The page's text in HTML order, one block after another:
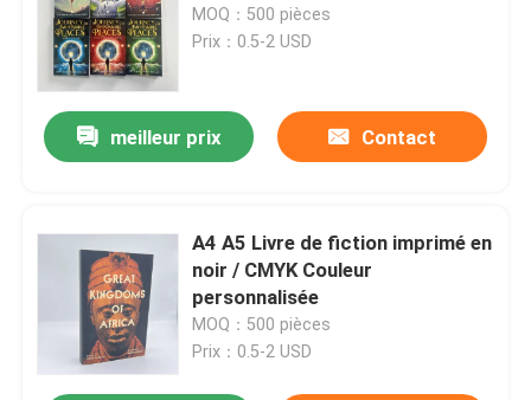
MOQ：500 pièces
Prix：0.5-2 USD
meilleur prix Contact
A4 A5 Livre de fiction imprimé en
noir / CMYK Couleur
personnalisée
MOQ：500 pièces
Prix：0.5-2 USD